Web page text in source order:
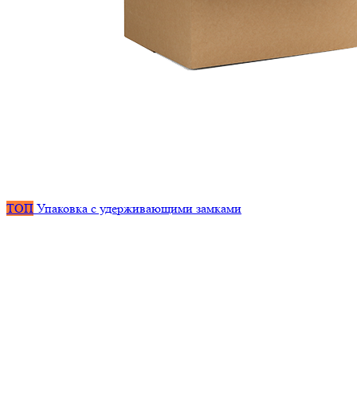
ТОП Упаковка с удерживающими замками